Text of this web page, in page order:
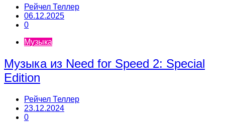
Рейчел Теллер
06.12.2025
0
Музыка
Музыка из Need for Speed 2: Special
Edition
Рейчел Теллер
23.12.2024
0